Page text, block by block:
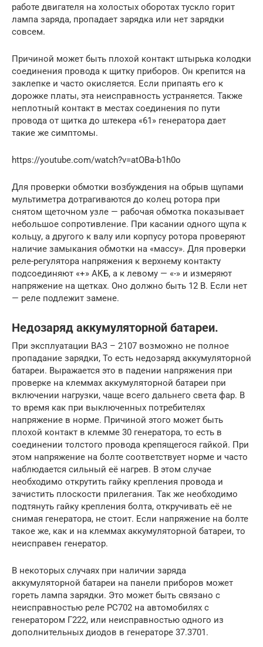
работе двигателя на холостых оборотах тускло горит
лампа заряда, пропадает зарядка или нет зарядки
совсем.
Причиной может быть плохой контакт штырька колодки
соединения провода к щитку приборов. Он крепится на
заклепке и часто окисляется. Если припаять его к
дорожке платы, эта неисправность устраняется. Также
неплотный контакт в местах соединения по пути
провода от щитка до штекера «61» генератора дает
такие же симптомы.
https://youtube.com/watch?v=atOBa-b1h0o
Для проверки обмотки возбуждения на обрыв щупами
мультиметра дотрагиваются до колец ротора при
снятом щеточном узле — рабочая обмотка показывает
небольшое сопротивление. При касании одного щупа к
кольцу, а другого к валу или корпусу ротора проверяют
наличие замыкания обмотки на «массу». Для проверки
реле-регулятора напряжения к верхнему контакту
подсоединяют «+» АКБ, а к левому — «-» и измеряют
напряжение на щетках. Оно должно быть 12 В. Если нет
— реле подлежит замене.
Недозаряд аккумуляторной батареи.
При эксплуатации ВАЗ – 2107 возможно не полное
пропадание зарядки, То есть недозаряд аккумуляторной
батареи. Выражается это в падении напряжения при
проверке на клеммах аккумуляторной батареи при
включении нагрузки, чаще всего дальнего света фар. В
то время как при выключенных потребителях
напряжение в норме. Причиной этого может быть
плохой контакт в клемме 30 генератора, то есть в
соединении толстого провода крепящегося гайкой. При
этом напряжение на болте соответствует норме и часто
наблюдается сильный её нагрев. В этом случае
необходимо открутить гайку крепления провода и
зачистить плоскости прилегания. Так же необходимо
подтянуть гайку крепления болта, откручивать её не
снимая генератора, не стоит. Если напряжение на болте
такое же, как и на клеммах аккумуляторной батареи, то
неисправен генератор.
В некоторых случаях при наличии заряда
аккумуляторной батареи на панели приборов может
гореть лампа зарядки. Это может быть связано с
неисправностью реле РС702 на автомобилях с
генератором Г222, или неисправностью одного из
дополнительных диодов в генераторе 37.3701.